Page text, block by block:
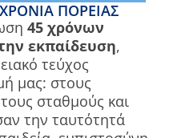
ΠΟΡΕΊΑΣ
45 χρόνων
εκπαίδευση,
τεύχος
μας: στους
σταθμούς και
την ταυτότητά